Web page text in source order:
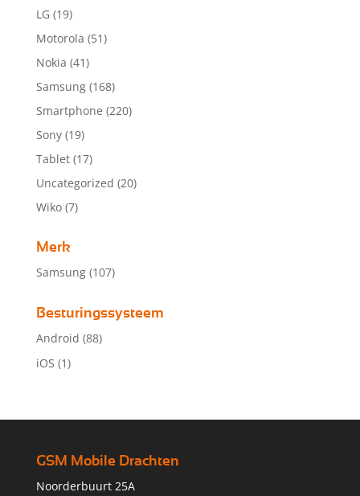
LG (19)
Motorola (51)
Nokia (41)
Samsung (168)
Smartphone (220)
Sony (19)
Tablet (17)
Uncategorized (20)
Wiko (7)
Merk
Samsung (107)
Besturingssysteem
Android (88)
iOS (1)
GSM Mobile Drachten
Noorderbuurt 25A